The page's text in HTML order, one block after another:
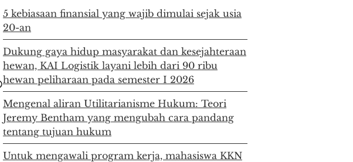
5 kebiasaan finansial yang wajib dimulai sejak usia
20-an
Dukung gaya hidup masyarakat dan kesejahteraan
hewan, KAI Logistik layani lebih dari 90 ribu
hewan peliharaan pada semester I 2026
Mengenal aliran Utilitarianisme Hukum: Teori
Jeremy Bentham yang mengubah cara pandang
tentang tujuan hukum
Untuk mengawali program kerja, mahasiswa KKN